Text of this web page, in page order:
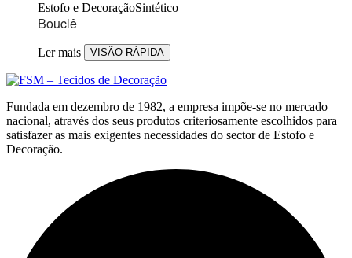
Estofo e DecoraçãoSintético
Bouclê
Ler mais VISÃO RÁPIDA
Fundada em dezembro de 1982, a empresa impõe-se no mercado
nacional, através dos seus produtos criteriosamente escolhidos para
satisfazer as mais exigentes necessidades do sector de Estofo e
Decoração.